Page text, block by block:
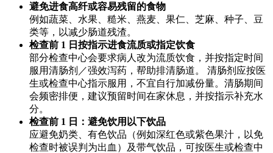
避免进食高纤或容易残留的食物
例如蔬菜、水果、糙米、燕麦、果仁、芝麻、种子、豆
类等，以减少肠道残渣。
检查前 1 日按指示进食流质或指定饮食
部分检查中心会要求病人改为流质饮食，并按指定时间
服用清肠剂／强效泻药，帮助排清肠道。 清肠剂应按医
生或检查中心指示服用，不宜自行加减份量。清肠期间
会频密排便，建议预留时间在家休息，并按指示补充水
分。
检查前 1 日：避免饮用以下饮品
应避免奶类、有色饮品（例如深红色或紫色果汁，以免
检查时被误判为出血）及带气饮品，可按医生或检查中